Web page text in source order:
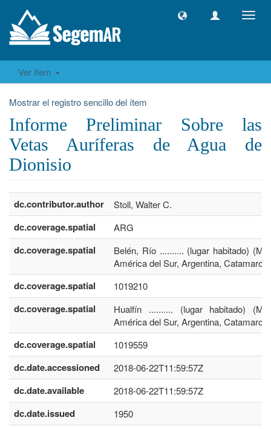
Ver ítem
Mostrar el registro sencillo del ítem
Informe Preliminar Sobre las
Vetas Auríferas de Agua de
Dionisio
dc.contributor.author Stoll, Walter C.
dc.coverage.spatial ARG
dc.coverage.spatial
Belén, Río .......... (lugar habitado)
América del Sur, Argentina, Catamarca)
dc.coverage.spatial 1019210
dc.coverage.spatial
Hualfín .......... (lugar habitado)
América del Sur, Argentina, Catamarca)
dc.coverage.spatial 1019559
dc.date.accessioned 2018-06-22T11:59:57Z
dc.date.available 2018-06-22T11:59:57Z
dc.date.issued 1950